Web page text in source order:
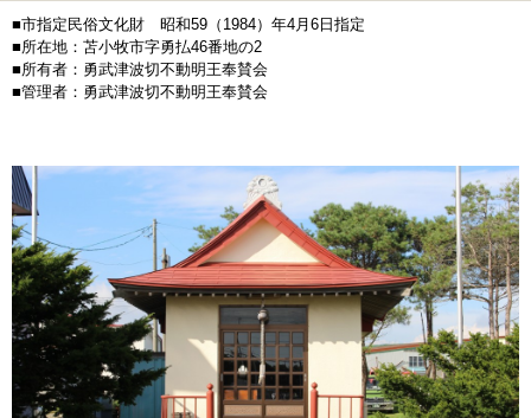
■市指定民俗文化財 昭和59（1984）年4月6日指定
■所在地：苫小牧市字勇払46番地の2
■所有者：勇武津波切不動明王奉賛会
■管理者：勇武津波切不動明王奉賛会